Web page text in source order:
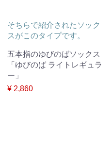
そちらで紹介されたソック
スがこのタイプです。
五本指のゆびのばソックス
「ゆびのば ライトレギュラ
ー」
¥ 2,860